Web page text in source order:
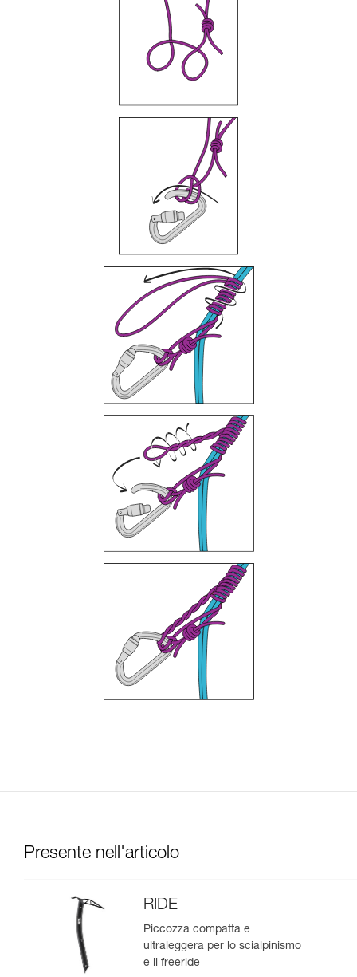
Presente nell'articolo
RIDE
Piccozza compatta e
ultraleggera per lo scialpinismo
e il freeride